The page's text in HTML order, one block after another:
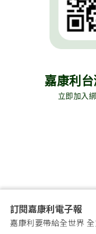
嘉康利
立即加入
訂閱嘉康利電子報
嘉康利要帶給全世界